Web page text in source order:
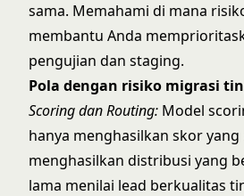
sama. Memahami di mana
membantu Anda
pengujian dan staging.
Pola dengan risiko migrasi
Scoring dan Routing: Model
hanya menghasilkan skor
menghasilkan distribusi yang
lama menilai lead berkualitas